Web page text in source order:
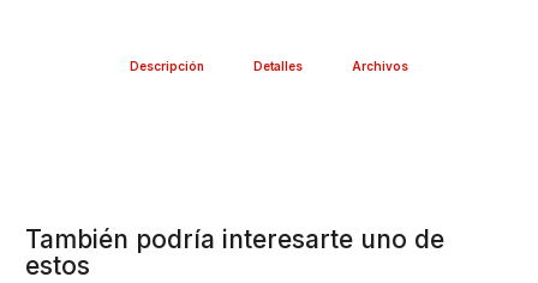
Descripción Detalles Archivos
También podría interesarte uno de
estos